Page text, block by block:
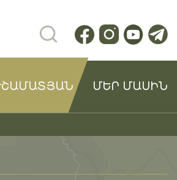
ՄԵՐ ՄԱՍԻՆ